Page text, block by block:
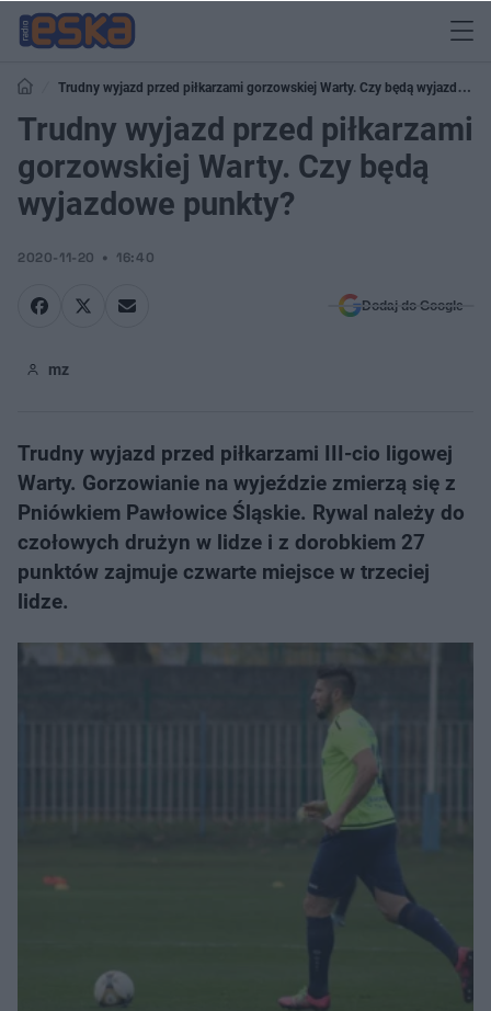
Trudny wyjazd przed piłkarzami gorzowskiej Warty. Czy będą wyjazdowe
punkty?
Trudny wyjazd przed piłkarzami
gorzowskiej Warty. Czy będą
wyjazdowe punkty?
2020-11-20 16:40
Dodaj do Google
mz
Trudny wyjazd przed piłkarzami III-cio ligowej
Warty. Gorzowianie na wyjeździe zmierzą się z
Pniówkiem Pawłowice Śląskie. Rywal należy do
czołowych drużyn w lidze i z dorobkiem 27
punktów zajmuje czwarte miejsce w trzeciej
lidze.